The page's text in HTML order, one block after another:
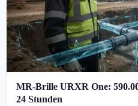
MR-Brille URXR One:
24 Stunden